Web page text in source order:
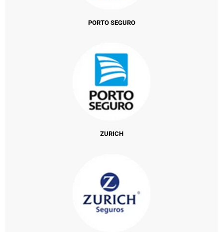
PORTO SEGURO
ZURICH